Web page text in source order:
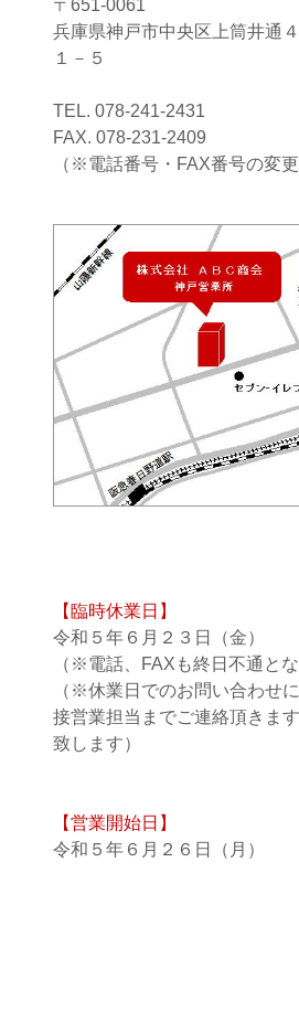
〒651-0061
兵庫県神戸市中央区上筒井通
１－５
TEL. 078-241-2431
FAX. 078-231-2409
（※電話番号・FAX番号の変
【臨時休業日】
令和５年６月２３日（金）
（※電話、FAXも終日不通とな
（※休業日でのお問い合わせ
接営業担当までご連絡頂きま
致します）
【営業開始日】
令和５年６月２６日（月）